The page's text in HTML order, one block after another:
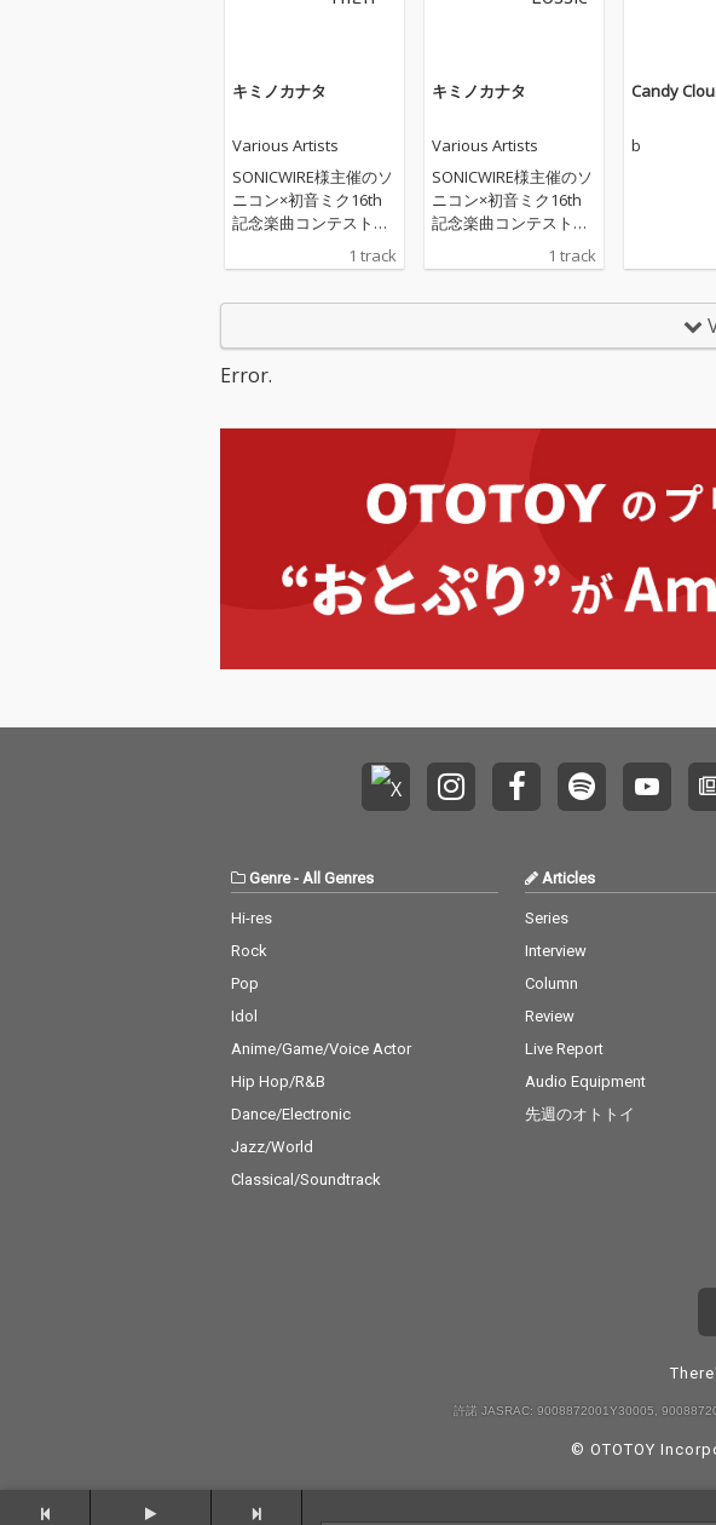
キミノカナタ
Various Artists
SONICWIRE様主催のソ
ニコン×初音ミク16th
記念楽曲コンテスト受
ありがとう！16周年お
1 track
キミノカナタ
Various Artists
SONICWIRE様主催のソ
ニコン×初音ミク16th
記念楽曲コンテスト受
ありがとう！16周年お
1 track
Candy
b
Error.
Genre- All Genres
Hi-res
Rock
Pop
Idol
Anime/Game/Voice Actor
Hip Hop/R&B
Dance/Electronic
Jazz/World
Classical/Soundtrack
Articles
Series
Interview
Column
Review
Live Report
Audio Equipment
先週のオトトイ
許諾 JASRAC: 9008872001Y30005,
© OTOTOY